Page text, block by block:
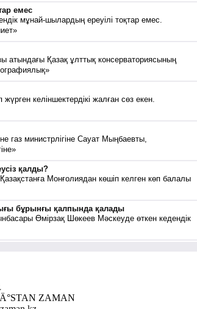
емес
мұнай-шылардың ереуілі тоқтар емес.
атындағы Қазақ ұлттық консерваториясының
келіншектердікі жалған сөз екен.
газ министрлігіне Сауат Мыңбаевты,
қалды?
Монғолиядан көшіп келген көп балалы
бұрынғы қалпында қалады
Өмірзақ Шөкеев Мәскеуде өткен кедендік
ZAMAN